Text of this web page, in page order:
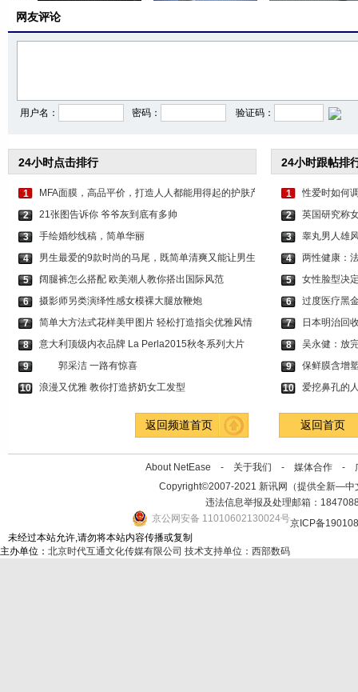
网友评论
用户名： 密码： 验证码：
24小时点击排行
1
MFA面膜，高品平价，打造人人都能用得起的护肤产
2
21张图告诉你 爷爷灰到底有多帅
3
手绘婚纱线稿，简单华丽
4
男生最爱的9款时尚的马尾，既简单清爽又能让男生
5
阔腿裤怎么搭配 欧美潮人教你搭出国际风范
6
摄影师另类演绎性感女模裸大腿放鞭炮
7
简单大方法式花样美甲图片 轻松打造指尖优雅风情
8
意大利顶级内衣品牌 La Perla2015秋冬系列大片
9
郭采洁 一路有惊喜
10
浪漫又优雅 教你打造挤奶女工发型
24小时跟帖排
1
性爱时如何
2
英国研究称
3
睾丸男人雄
4
两性健康：
5
女性脸型决
6
过度医疗黑
7
日本明治回
8
吴永健：放
9
保鲜膜含增
10
爱挖鼻孔的
返回频道首页 返回首页
About NetEase - 关于我们 - 媒体合作 -
Copyright©2007-2021 新讯网（提供全新—中
违法信息举报及处理邮箱：
京公网安备 11010602130024号京ICP备
未经过本站允许,请勿将本站内容传播或复制
主办单位： 北京时代互通文化传媒有限公司 技术支持单位：西部数码